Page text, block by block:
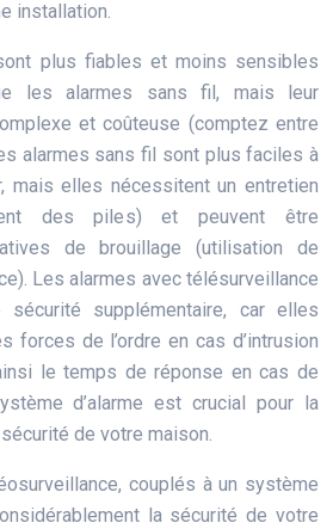
installation.
plus fiables et moins sensibles
les alarmes sans fil, mais leur
et coûteuse (comptez entre
alarmes sans fil sont plus faciles à
mais elles nécessitent un entretien
des piles) et peuvent être
de brouillage (utilisation de
Les alarmes avec télésurveillance
supplémentaire, car elles
forces de l’ordre en cas d’intrusion
le temps de réponse en cas de
d’alarme est crucial pour la
de votre maison.
couplés à un système
la sécurité de votre